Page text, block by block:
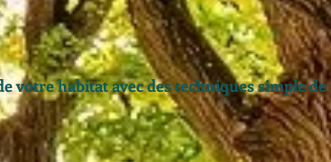
votre habitat avec des techniques simple de